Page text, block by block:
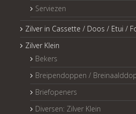
Serviezen
Zilver in Cassette / Doos / Etui /
Zilver Klein
Bekers
Breipendoppen /
Briefopeners
Diversen: Zilver Klein